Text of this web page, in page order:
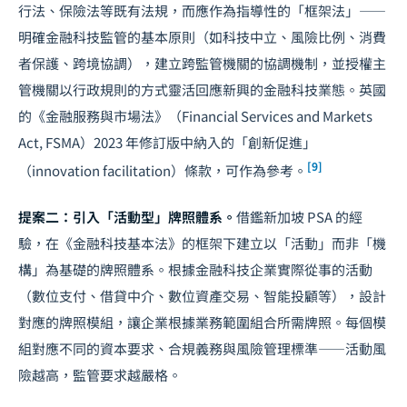
行法、保險法等既有法規，而應作為指導性的「框架法」——
明確金融科技監管的基本原則（如科技中立、風險比例、消費
者保護、跨境協調），建立跨監管機關的協調機制，並授權主
管機關以行政規則的方式靈活回應新興的金融科技業態。英國
的《金融服務與市場法》（Financial Services and Markets
Act, FSMA）2023 年修訂版中納入的「創新促進」
（innovation facilitation）條款，可作為參考。 [9]
提案二：引入「活動型」牌照體系。 借鑑新加坡 PSA 的經
驗，在《金融科技基本法》的框架下建立以「活動」而非「機
構」為基礎的牌照體系。根據金融科技企業實際從事的活動
（數位支付、借貸中介、數位資產交易、智能投顧等），設計
對應的牌照模組，讓企業根據業務範圍組合所需牌照。每個模
組對應不同的資本要求、合規義務與風險管理標準——活動風
險越高，監管要求越嚴格。